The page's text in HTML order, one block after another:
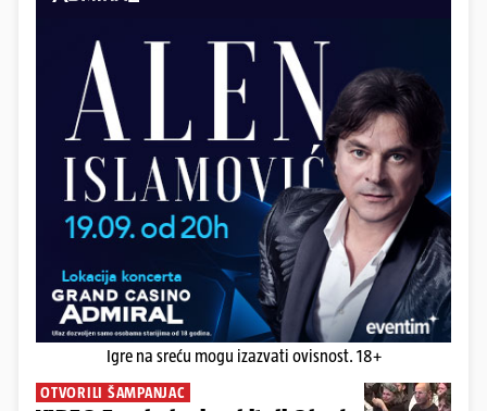
Igre na sreću mogu izazvati ovisnost. 18+
OTVORILI ŠAMPANJAC